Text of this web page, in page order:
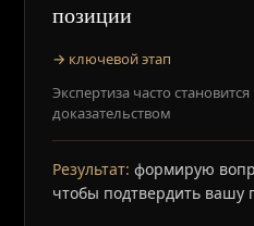
позиции
→ ключевой этап
Экспертиза часто
доказательством
Результат: формирую
чтобы подтвердить вашу